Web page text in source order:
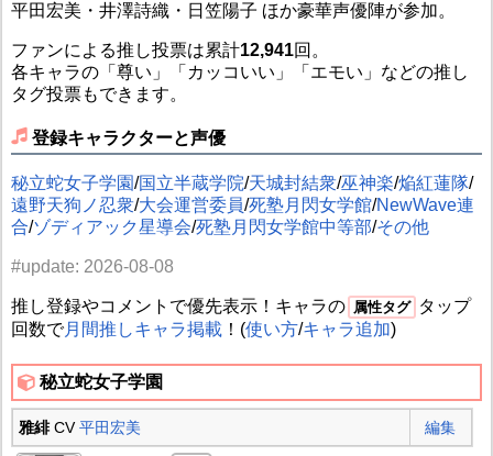
平田宏美・井澤詩織・日笠陽子 ほか豪華声優陣が参加。
ファンによる推し投票は累計12,941回。
各キャラの「尊い」「カッコいい」「エモい」などの推し
タグ投票もできます。
登録キャラクターと声優
秘立蛇女子学園/国立半蔵学院/天城封結衆/巫神楽/焔紅蓮隊/
遠野天狗ノ忍衆/大会運営委員/死塾月閃女学館/NewWave連
合/ゾディアック星導会/死塾月閃女学館中等部/その他
#update: 2026-08-08
推し登録やコメントで優先表示！キャラの 属性タグ
タップ
回数で月間推しキャラ掲載！(使い方/キャラ追加)
秘立蛇女子学園
雅緋CV平田宏美 編集